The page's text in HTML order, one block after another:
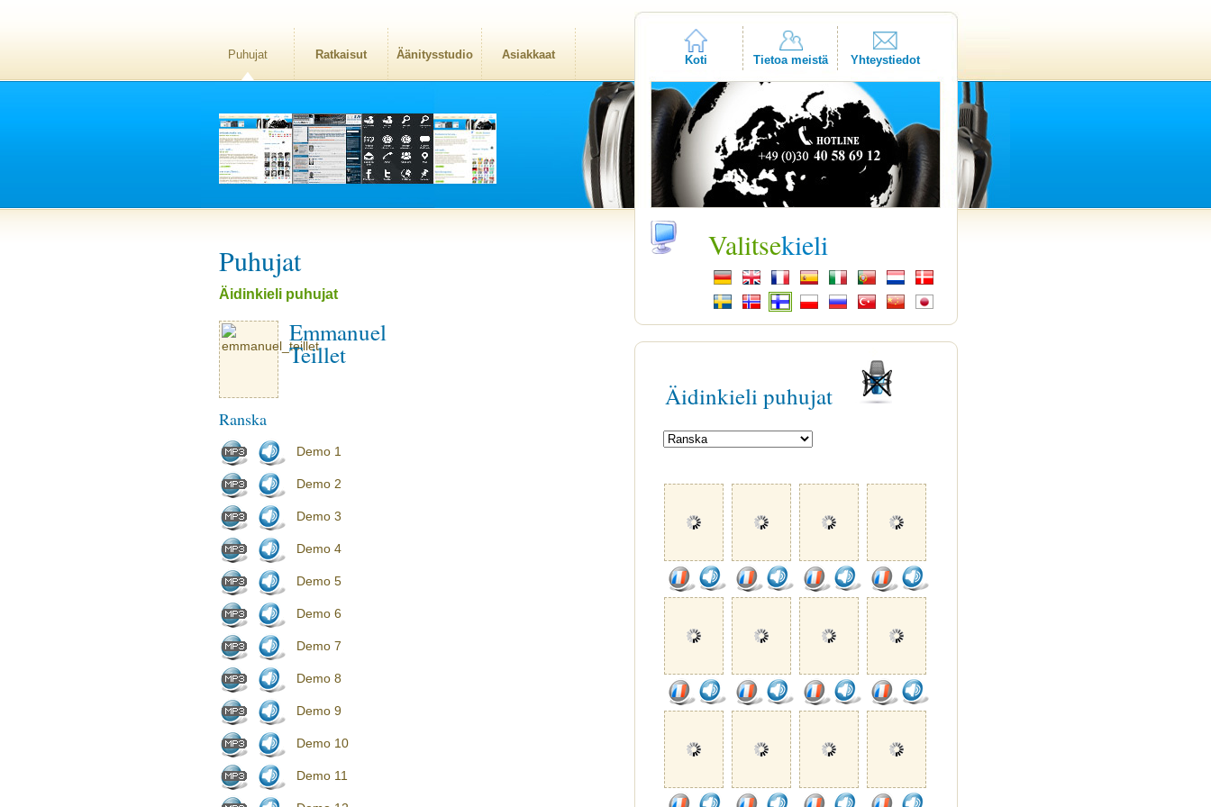
Puhujat Ratkaisut Äänitysstudio Asiakkaat Koti Tietoa meistä Yhteystiedot
Puhujat
Äidinkieli puhujat
Emmanuel
Teillet
Ranska
Demo 1
Demo 2
Demo 3
Demo 4
Demo 5
Demo 6
Demo 7
Demo 8
Demo 9
Demo 10
Demo 11
Valitsekieli
Äidinkieli puhujat